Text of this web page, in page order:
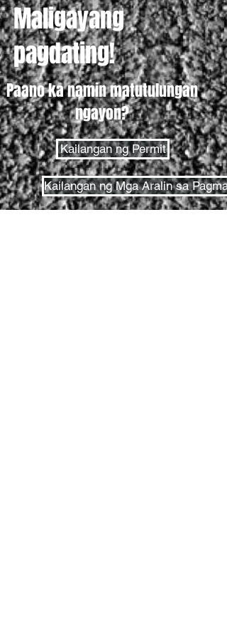
Maligayang
pagdating!
Paano ka namin matutulungan
ngayon?
Kailangan ng Permit
Kailangan ng Mga Aralin sa